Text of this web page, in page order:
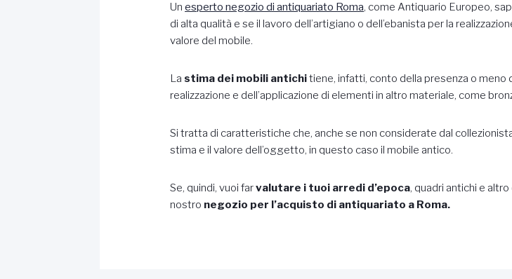
Unesperto negozio di antiquariato Roma, come Antiquario Europeo,
di alta qualità e se il lavoro dell’artigiano o dell’ebanista per la
valore del mobile.
Lastima dei mobili antichitiene, infatti, conto della presenza o meno
realizzazione e dell’applicazione di elementi in altro materiale, come
Si tratta di caratteristiche che, anche se non considerate dal
stima e il valore dell’oggetto, in questo caso il mobile antico.
Se, quindi, vuoi farvalutare i tuoi arredi d’epoca, quadri antichi e
nostro negozio per l’acquisto di antiquariato a Roma.